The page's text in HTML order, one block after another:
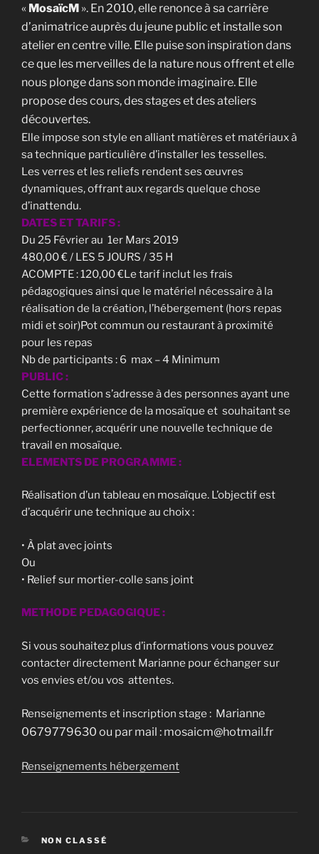
« MosaïcM ». En 2010, elle renonce à sa carrière
d’animatrice auprès du jeune public et installe son
atelier en centre ville. Elle puise son inspiration dans
ce que les merveilles de la nature nous offrent et elle
nous plonge dans son monde imaginaire. Elle
propose des cours, des stages et des ateliers
découvertes.
Elle impose son style en alliant matières et matériaux à
sa technique particulière d’installer les tesselles.
Les verres et les reliefs rendent ses œuvres
dynamiques, offrant aux regards quelque chose
d’inattendu.
DATES ET TARIFS :
Du 25 Février au 1er Mars 2019
480,00 € / LES 5 JOURS / 35 H
ACOMPTE : 120,00 €Le tarif inclut les frais
pédagogiques ainsi que le matériel nécessaire à la
réalisation de la création, l’hébergement (hors repas
midi et soir)Pot commun ou restaurant à proximité
pour les repas
Nb de participants : 6 max – 4 Minimum
PUBLIC :
Cette formation s’adresse à des personnes ayant une
première expérience de la mosaïque et souhaitant se
perfectionner, acquérir une nouvelle technique de
travail en mosaïque.
ELEMENTS DE PROGRAMME :
Réalisation d’un tableau en mosaïque. L’objectif est
d’acquérir une technique au choix :
• À plat avec joints
Ou
• Relief sur mortier-colle sans joint
METHODE PEDAGOGIQUE :
Si vous souhaitez plus d’informations vous pouvez
contacter directement Marianne pour échanger sur
vos envies et/ou vos attentes.
Renseignements et inscription stage : Marianne
0679779630 ou par mail : mosaicm@hotmail.fr
Renseignements hébergement
CATÉGORIES
NON CLASSÉ